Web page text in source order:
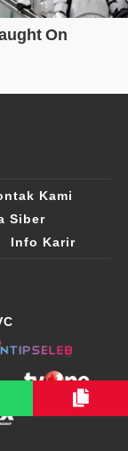
Kami
Siber
Info Karir